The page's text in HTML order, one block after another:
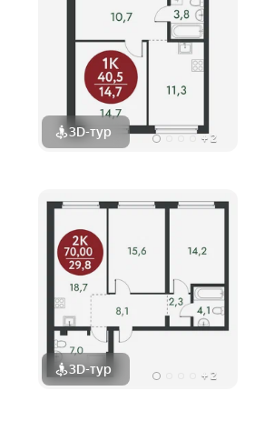
3D-тур + 2
3D-тур + 2